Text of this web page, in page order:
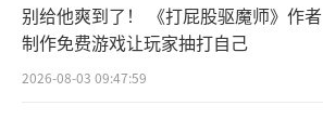
别给他爽到了！ 《打屁股驱魔师》作者
制作免费游戏让玩家抽打自己
2026-08-03 09:47:59